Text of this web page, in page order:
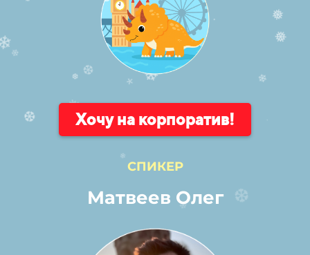
❆
❆ ❆ ❆ ❆
❆
❄
❄
❆
❆
❅
❅
❄
❄
*
*
Хочу на корпоратив!
СПИКЕР
Матвеев Олег